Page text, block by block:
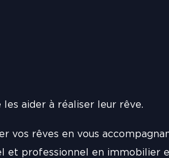
les aider à réaliser leur rêve.
vos rêves en vous
et professionnel en immobilier